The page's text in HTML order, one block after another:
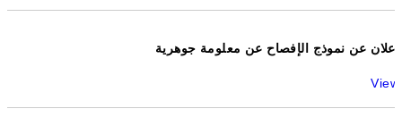
اعلان عن نموذج الإفصاح عن معلومة جوهرية
View